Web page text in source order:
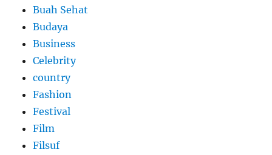
Buah Sehat
Budaya
Business
Celebrity
country
Fashion
Festival
Film
Filsuf